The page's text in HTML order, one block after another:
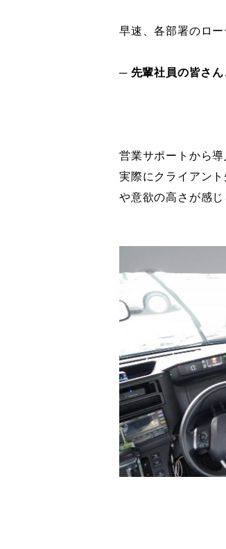
早速、各部署のロ
─ 先輩社員の皆さん
営業サポートから
実際にクライアン
や意欲の高さが感じ